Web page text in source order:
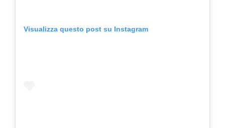
Visualizza questo post su Instagram